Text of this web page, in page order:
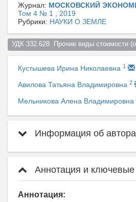
Журнал: МОСКОВСКИЙ
Том 4 № 1 , 2019
Рубрики: НАУКИ О ЗЕМЛЕ
УДК 332.628  Прочие виды стоимости
Кустышева Ирина Николаевна 1
Авилова Татьяна Владимировна 2
Мельникова Алена Владимировна
Информация об
Аннотация и
Аннотация: